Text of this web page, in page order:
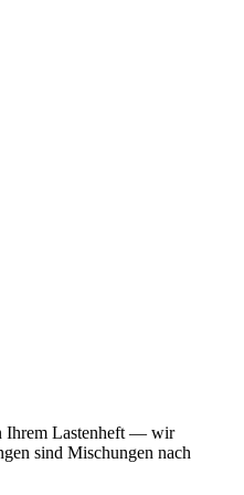
Ihrem Lastenheft — wir
sind Mischungen nach